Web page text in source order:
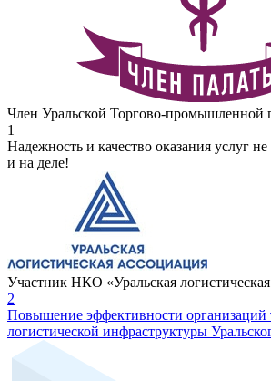
Член Уральской Торгово-промышленной
1
Надежность и качество оказания услуг
и на деле!
Участник НКО «Уральская
2
Повышение эффективности организаций
логистической инфраструктуры